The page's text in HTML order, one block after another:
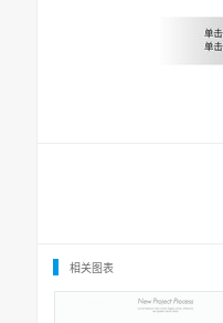
相关图表